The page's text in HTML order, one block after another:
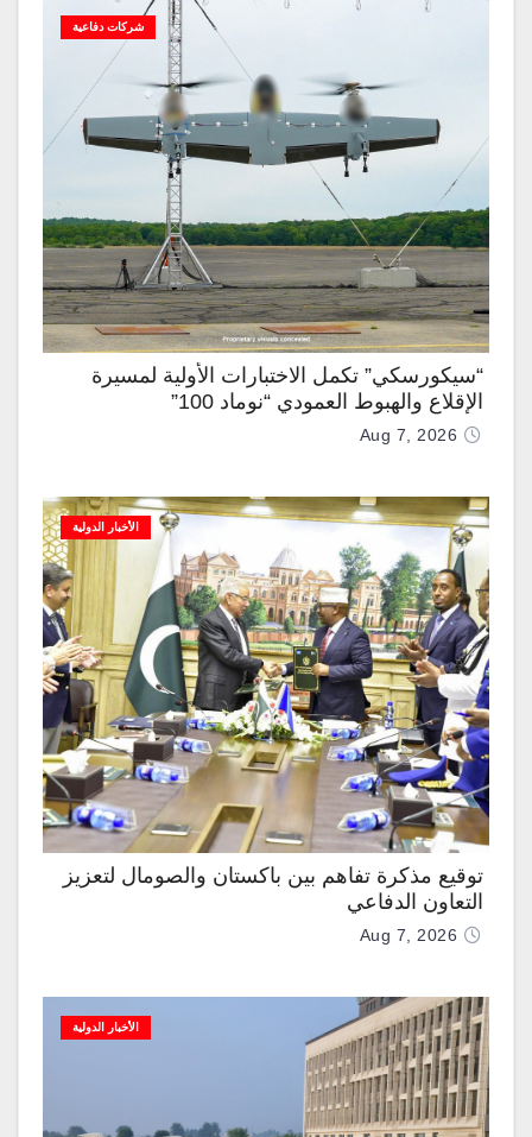
شركات دفاعية
“سيكورسكي” تكمل الاختبارات الأولية لمسيرة
الإقلاع والهبوط العمودي “نوماد 100”
Aug 7, 2026
الأخبار الدولية
توقيع مذكرة تفاهم بين باكستان والصومال لتعزيز
التعاون الدفاعي
Aug 7, 2026
الأخبار الدولية